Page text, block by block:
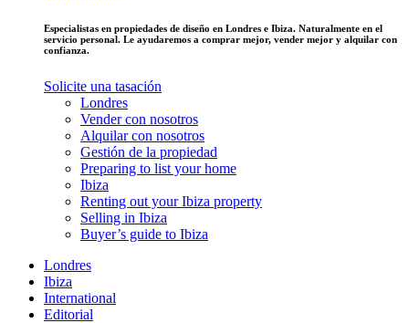
Especialistas en propiedades de diseño en Londres e Ibiza. Naturalmente en el
servicio personal. Le ayudaremos a comprar mejor, vender mejor y alquilar con
confianza.
Solicite una tasación
Londres
Vender con nosotros
Alquilar con nosotros
Gestión de la propiedad
Preparing to list your home
Ibiza
Renting out your Ibiza property
Selling in Ibiza
Buyer’s guide to Ibiza
Londres
Ibiza
International
Editorial